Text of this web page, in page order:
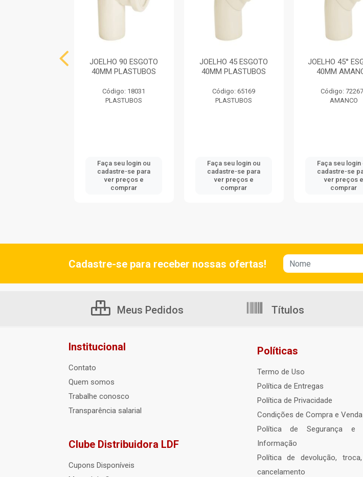
JOELHO 90 ESGOTO
40MM PLASTUBOS
Código: 18031
PLASTUBOS
Faça seu login ou
cadastre-se para
ver preços e
comprar
JOELHO 45 ESGOTO
40MM PLASTUBOS
Código: 65169
PLASTUBOS
Faça seu login ou
cadastre-se para
ver preços e
comprar
JOELHO 45°
40MM
Código:
AMANCO
Faça seu login
cadastre-se
ver preços e
comprar
Cadastre-se para receber nossas ofertas!
Meus Pedidos Títulos
Institucional
Contato
Quem somos
Trabalhe conosco
Transparência salarial
Clube Distribuidora LDF
Cupons Disponíveis
Políticas
Termo de Uso
Política de Entregas
Política de Privacidade
Condições de Compra e Venda
Política de Segurança e
Informação
Política de devolução,
cancelamento